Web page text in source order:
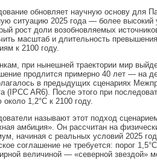
обновляет научную основу для
ситуацию 2025 года — более
рост доли возобновляемых
масштаб и длительность
к 2100 году.
при нынешней траектории мир
продлится примерно 40 лет — на
в предыдущих сценариях
(IPCC AR6). После этого при
около 1,2°C к 2100 году.
называют этот подход
амбиция». Он рассчитан на
начиная с реальных условий 2025
соглашение не требуется: порог
величиной — «северной звездой»